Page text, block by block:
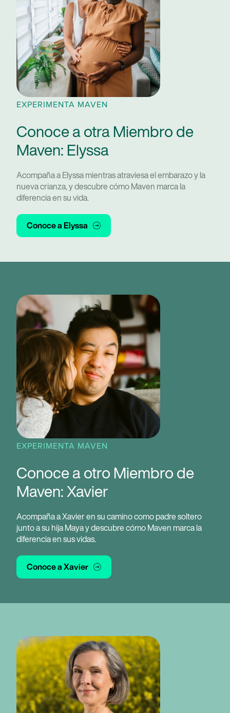
EXPERIMENTA MAVEN
Conoce a otra Miembro de
Maven: Elyssa
Acompaña a Elyssa mientras atraviesa el embarazo y la
nueva crianza, y descubre cómo Maven marca la
diferencia en su vida.
Conoce a Elyssa
EXPERIMENTA MAVEN
Conoce a otro Miembro de
Maven: Xavier
Acompaña a Xavier en su camino como padre soltero
junto a su hija Maya y descubre cómo Maven marca la
diferencia en sus vidas.
Conoce a Xavier